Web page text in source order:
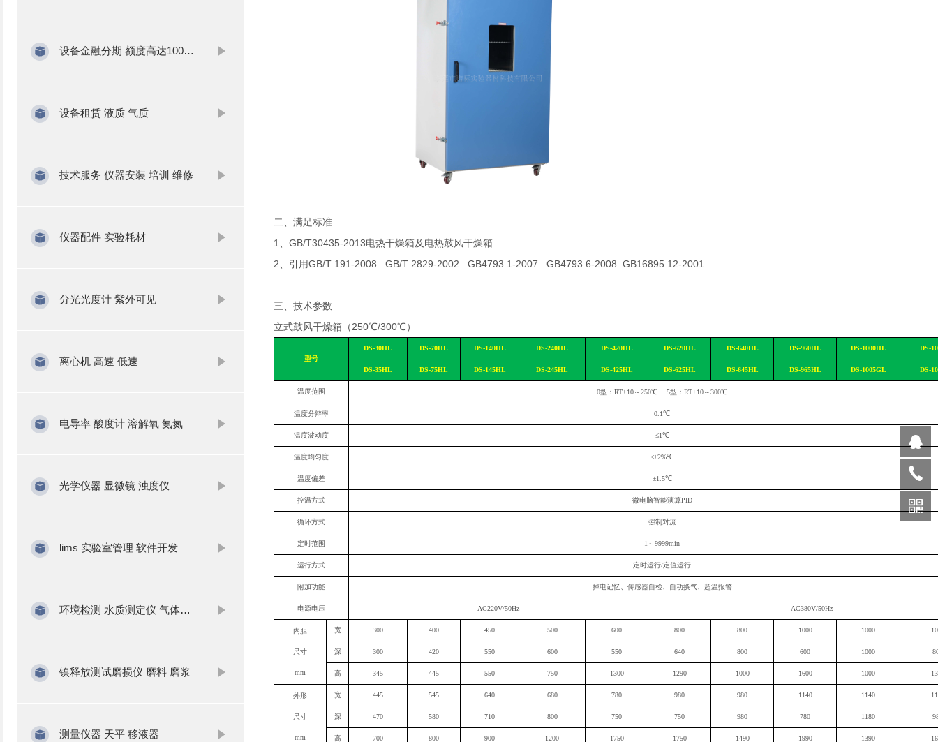
设备金融分期 额度高达1000万
设备租赁 液质 气质
技术服务 仪器安装 培训 维修
仪器配件 实验耗材
分光光度计 紫外可见
离心机 高速 低速
电导率 酸度计 溶解氧 氨氮
光学仪器 显微镜 浊度仪
lims 实验室管理 软件开发
环境检测 水质测定仪 气体分析
镍释放测试磨损仪 磨料 磨浆
测量仪器 天平 移液器
二、满足标准
1、GB/T30435-2013电热干燥箱及电热鼓风干燥箱
2、引用GB/T 191-2008 GB/T 2829-2002 GB4793.1-2007 GB4793.6-2008 GB16895.12-2001
三、技术参数
立式鼓风干燥箱（250℃/300℃）
型号
DS-30HL DS-70HL DS-140HL DS-240HL DS-420HL DS-620HL DS-640HL DS-960HL DS-1000HL DS-
DS-35HL DS-75HL DS-145HL DS-245HL DS-425HL DS-625HL DS-645HL DS-965HL DS-1005GL DS-
温度范围 0型：RT+10～250℃ 5型： RT+10～300℃
温度分辩率 0.1℃
温度波动度 ≤1℃
温度均匀度 ≤±2%℃
温度偏差 ±1 .5℃
控温方式 微电脑智能演算PID
循环方式 强制对流
定时范围 1～9999min
运行方式 定时运行/定值运行
附加功能 掉电记忆、传感器自检、自动换气、超温报警
电源电压 AC220V/50Hz AC380V/50Hz
内胆
尺寸
mm
宽 300 400 450 500 600 800 800 1000 1000
深 300 420 550 600 550 640 800 600 1000
高 345 445 550 750 1300 1290 1000 1600 1000
外形
尺寸
mm
宽 445 545 640 680 780 980 980 1140 1140
深 470 580 710 800 750 750 980 780 1180
高 700 800 900 1200 1750 1750 1490 1990 1390